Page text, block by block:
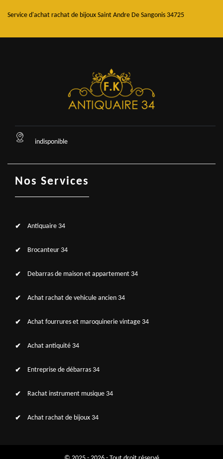
Service d'achat rachat de bijoux Saint Andre De Sangonis 34725
indisponible
Nos Services
Antiquaire 34
Brocanteur 34
Debarras de maison et appartement 34
Achat rachat de vehicule ancien 34
Achat fourrures et maroquinerie vintage 34
Achat antiquité 34
Entreprise de débarras 34
Rachat instrument musique 34
Achat rachat de bijoux 34